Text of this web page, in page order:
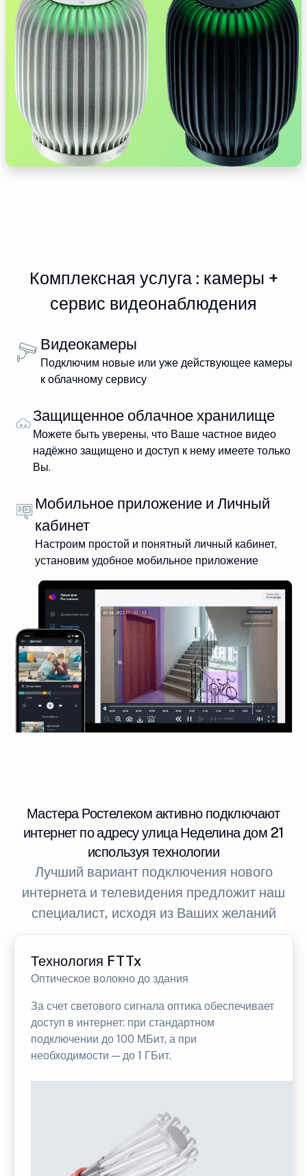
Комплексная услуга : камеры +
сервис видеонаблюдения
Видеокамеры
Подключим новые или уже действующее камеры
к облачному сервису
Защищенное облачное хранилище
Можете быть уверены, что Ваше частное видео
надёжно защищено и доступ к нему имеете только
Вы.
Мобильное приложение и Личный
кабинет
Настроим простой и понятный личный кабинет,
установим удобное мобильное приложение
Мастера Ростелеком активно подключают
интернет по адресу улица Неделина дом 21
используя технологии
Лучший вариант подключения нового
интернета и телевидения предложит наш
специалист, исходя из Ваших желаний
Технология FTTx
Оптическое волокно до здания
За счет светового сигнала оптика обеспечивает
доступ в интернет: при стандартном
подключении до 100 МБит, а при
необходимости — до 1 ГБит.